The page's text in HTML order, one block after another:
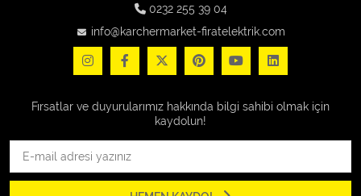
0232 255 39 04
info@karchermarket-firatelektrik.com
Fırsatlar ve duyurularımız hakkında bilgi sahibi olmak için
kaydolun!